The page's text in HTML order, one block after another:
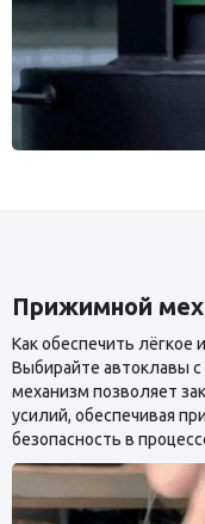
Прижимной
Как обеспечить лёгкое
Выбирайте автоклавы с
механизм позволяет
усилий, обеспечивая
безопасность в